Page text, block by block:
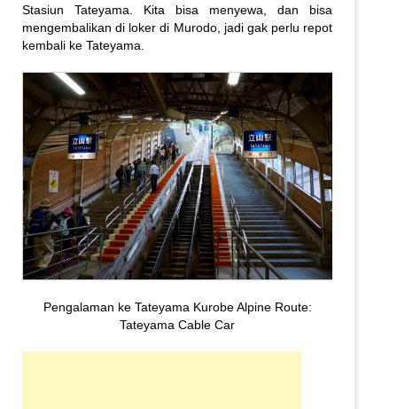
Stasiun Tateyama. Kita bisa menyewa, dan bisa
mengembalikan di loker di Murodo, jadi gak perlu repot
kembali ke Tateyama.
Pengalaman ke Tateyama Kurobe Alpine Route:
Tateyama Cable Car